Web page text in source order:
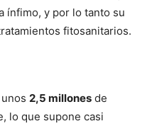
ínfimo, y por lo tanto su
fitosanitarios.
2,5 millones de
lo que supone casi